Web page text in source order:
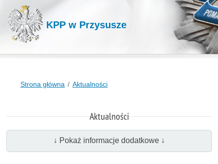
KPP w Przysusze
Strona główna Aktualności
Aktualności
↓ Pokaż informacje dodatkowe ↓